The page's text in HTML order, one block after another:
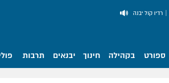
| רדיו קול יבנה
ספורט בקהילה חינוך יבנאים תרבות